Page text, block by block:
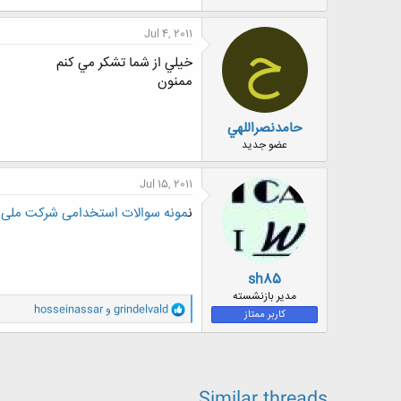
ض
ح
حامدنصراللهي
عضو جدید
Jul 4, 2011
خيلي از شما تشكر مي كنم
ممنون
sh85
مدیر بازنشسته
کاربر ممتاز
Jul 15, 2011
نمونه سوالات استخدامی شرکت ملی
و
ا
ک
grindelvald وhosseinassar